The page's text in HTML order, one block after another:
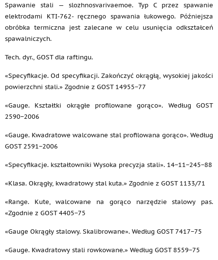
Spawanie stali — slozhnosvarivaemoe. Typ C przez spawanie
elektrodami KTI-762- ręcznego spawania łukowego. Późniejsza
obróbka termiczna jest zalecane w celu usunięcia odkształceń
spawalniczych.
Tech. dyr., GOST dla raftingu.
«Specyfikacje. Od specyfikacji. Zakończyć okrągłą, wysokiej jakości
powierzchni stali.» Zgodnie z GOST 14955−77
«Gauge. Kształtki okrągłe profilowane gorąco». Według GOST
2590−2006
«Gauge. Kwadratowe walcowane stal profilowana gorąco». Według
GOST 2591−2006
«Specyfikacje. kształtowniki Wysoka precyzja stali». 14−11−245−88
«Klasa. Okrągły, kwadratowy stal kuta.» Zgodnie z GOST 1133/71
«Range. Kute, walcowane na gorąco narzędzie stalowy pas.
«Zgodnie z GOST 4405−75
«Gauge Okrągły stalowy. Skalibrowane». Według GOST 7417−75
«Gauge. Kwadratowy stali rowkowane.» Według GOST 8559−75